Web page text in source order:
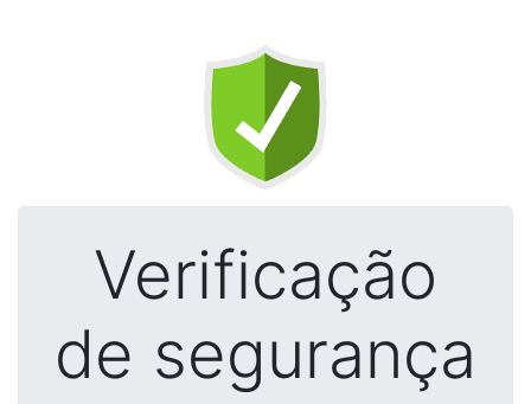
Verificação
de segurança